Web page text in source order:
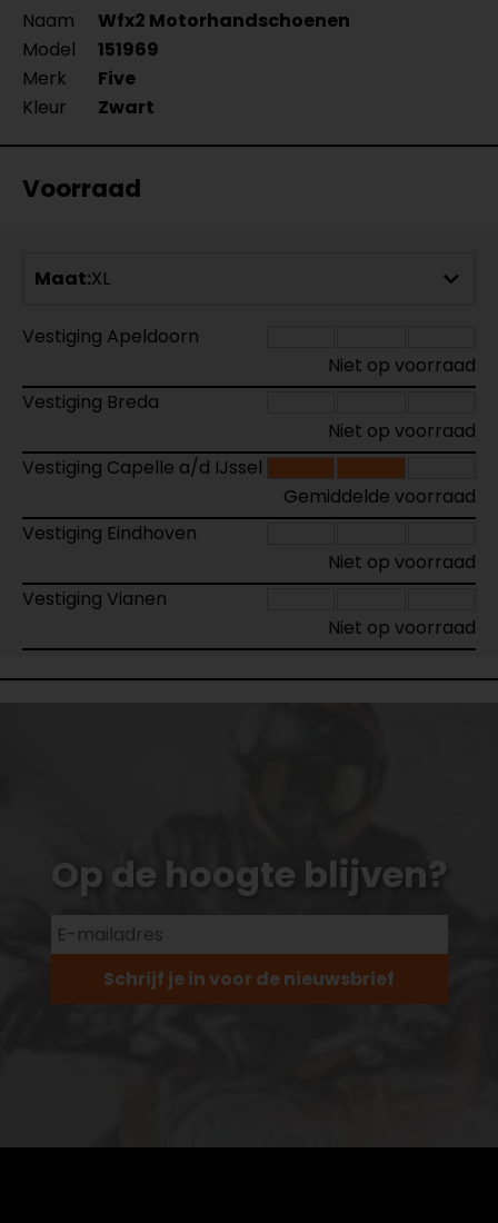
Naam
Wfx2 Motorhandschoenen
Model
151969
Merk
Five
Kleur
Zwart
Voorraad
Maat:XL
Vestiging Apeldoorn
Niet op voorraad
Vestiging Breda
Niet op voorraad
Vestiging Capelle a/d IJssel
Gemiddelde voorraad
Vestiging Eindhoven
Niet op voorraad
Vestiging Vianen
Niet op voorraad
Op de hoogte blijven?
Schrijf je in voor de nieuwsbrief